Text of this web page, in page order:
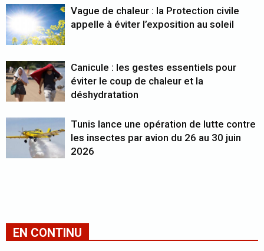
Vague de chaleur : la Protection civile
appelle à éviter l’exposition au soleil
Canicule : les gestes essentiels pour
éviter le coup de chaleur et la
déshydratation
Tunis lance une opération de lutte contre
les insectes par avion du 26 au 30 juin
2026
EN CONTINU